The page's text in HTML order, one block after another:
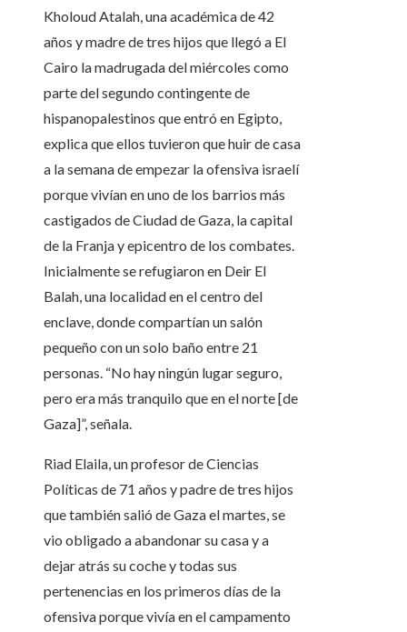
Kholoud Atalah, una académica de 42
años y madre de tres hijos que llegó a El
Cairo la madrugada del miércoles como
parte del segundo contingente de
hispanopalestinos que entró en Egipto,
explica que ellos tuvieron que huir de casa
a la semana de empezar la ofensiva israelí
porque vivían en uno de los barrios más
castigados de Ciudad de Gaza, la capital
de la Franja y epicentro de los combates.
Inicialmente se refugiaron en Deir El
Balah, una localidad en el centro del
enclave, donde compartían un salón
pequeño con un solo baño entre 21
personas. “No hay ningún lugar seguro,
pero era más tranquilo que en el norte [de
Gaza]”, señala.
Riad Elaila, un profesor de Ciencias
Políticas de 71 años y padre de tres hijos
que también salió de Gaza el martes, se
vio obligado a abandonar su casa y a
dejar atrás su coche y todas sus
pertenencias en los primeros días de la
ofensiva porque vivía en el campamento